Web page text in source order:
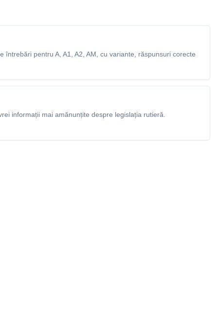
întrebări pentru A, A1, A2, AM, cu variante, răspunsuri corecte
informații mai amănunțite despre legislația rutieră.